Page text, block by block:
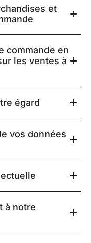
et
commande en
les ventes à
égard
vos données
à notre